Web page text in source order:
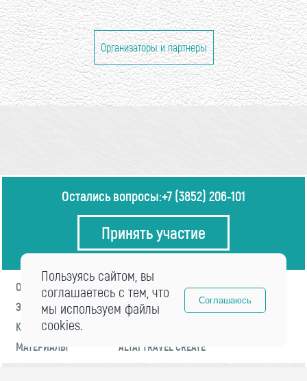
Организаторы и партнеры
Остались вопросы:+7 (3852) 206-101
Принять участие
О ФОРУМЕ
ПРОГРАММА
ЭКСПЕРТЫ
НОВОСТИ
КОНТАКТЫ
МАТЕРИАЛЫ
ALTAI TRAVEL CREATE
Пользуясь сайтом, вы
соглашаетесь с тем, что
мы используем файлы
cookies.
Соглашаюсь